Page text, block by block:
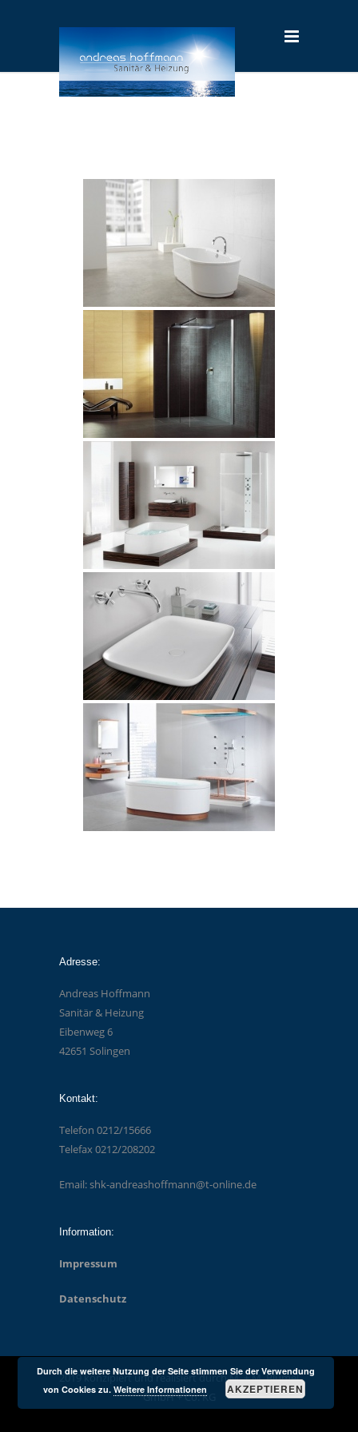
Adresse:
Andreas Hoffmann
Sanitär & Heizung
Eibenweg 6
42651 Solingen
Kontakt:
Telefon 0212/15666
Telefax 0212/208202
Email: shk-andreashoffmann@t-online.de
Information:
Impressum
Datenschutz
2019 konzipiert und realisiert durch M. + M. Blümel
GmbH + Co. KG
Durch die weitere Nutzung der Seite stimmen Sie der Verwendung
von Cookies zu. Weitere Informationen AKZEPTIEREN